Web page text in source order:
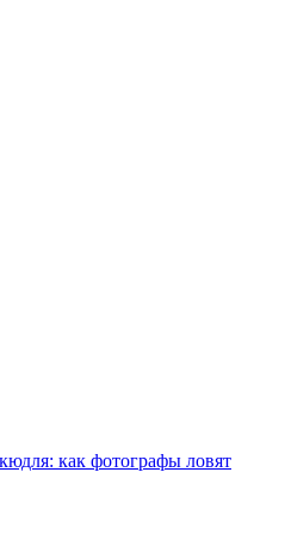
как фотографы ловят